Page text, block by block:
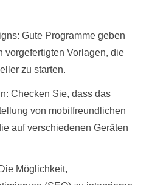
Gute Programme geben
vorgefertigten Vorlagen, die
zu starten.
Checken Sie, dass das
von mobilfreundlichen
auf verschiedenen Geräten
Möglichkeit,